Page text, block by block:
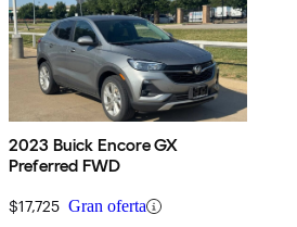
2023 Buick Encore GX
Preferred FWD
$17,725 Gran oferta